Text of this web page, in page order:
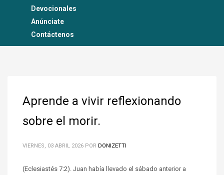
Devocionales
Anúnciate
Contáctenos
Aprende a vivir reflexionando
sobre el morir.
VIERNES, 03 ABRIL 2026 POR DONIZETTI
(Eclesiastés 7:2). Juan había llevado el sábado anterior a